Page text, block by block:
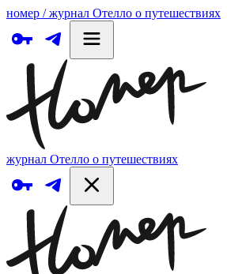
номер / журнал Отелло о путешествиях
журнал Отелло о путешествиях